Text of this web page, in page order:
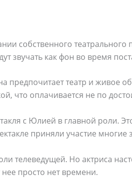
собственного
звучать как фон во время
предпочитает театр и живое
что оплачивается не по
с Юлией в главной роли.
приняли участие многие
телеведущей. Но актриса
просто нет времени.